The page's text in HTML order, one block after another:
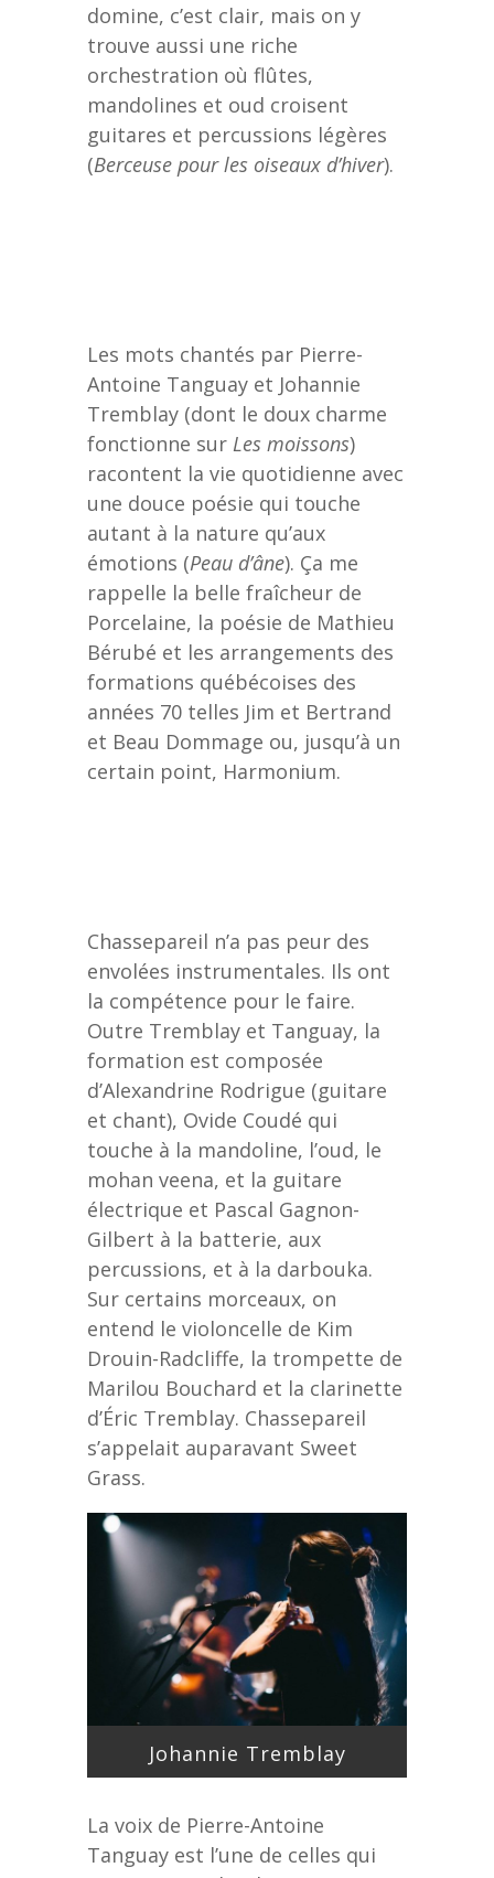
domine, c’est clair, mais on y
trouve aussi une riche
orchestration où flûtes,
mandolines et oud croisent
guitares et percussions légères
(Berceuse pour les oiseaux d’hiver).
Les mots chantés par Pierre-
Antoine Tanguay et Johannie
Tremblay (dont le doux charme
fonctionne sur Les moissons)
racontent la vie quotidienne avec
une douce poésie qui touche
autant à la nature qu’aux
émotions (Peau d’âne). Ça me
rappelle la belle fraîcheur de
Porcelaine, la poésie de Mathieu
Bérubé et les arrangements des
formations québécoises des
années 70 telles Jim et Bertrand
et Beau Dommage ou, jusqu’à un
certain point, Harmonium.
Chassepareil n’a pas peur des
envolées instrumentales. Ils ont
la compétence pour le faire.
Outre Tremblay et Tanguay, la
formation est composée
d’Alexandrine Rodrigue (guitare
et chant), Ovide Coudé qui
touche à la mandoline, l’oud, le
mohan veena, et la guitare
électrique et Pascal Gagnon-
Gilbert à la batterie, aux
percussions, et à la darbouka.
Sur certains morceaux, on
entend le violoncelle de Kim
Drouin-Radcliffe, la trompette de
Marilou Bouchard et la clarinette
d’Éric Tremblay. Chassepareil
s’appelait auparavant Sweet
Grass.
Johannie Tremblay
La voix de Pierre-Antoine
Tanguay est l’une de celles qui